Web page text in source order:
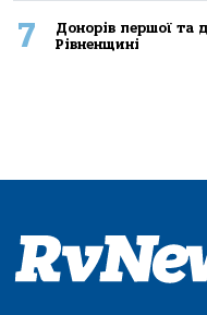
7
Донорів першої та
Рівненщині